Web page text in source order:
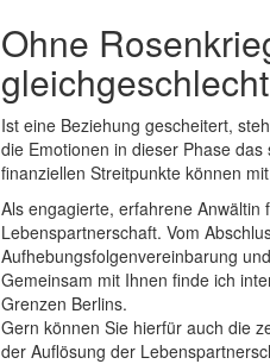
Ohne
Ist eine Beziehung gescheitert,
die Emotionen in dieser Phase
finanziellen Streitpunkte können
Als engagierte, erfahrene
Lebenspartnerschaft. Vom
Aufhebungsfolgenvereinbarung
Gemeinsam mit Ihnen finde ich
Grenzen Berlins.
Gern können Sie hierfür auch die
der Auflösung der